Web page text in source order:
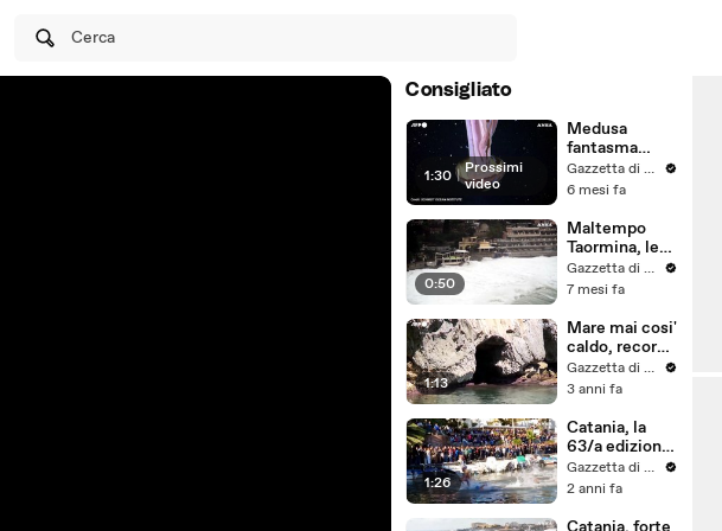
Cerca
Consigliato
1:30 | Prossimi
video
Medusa
fantasma
gigante
filmata nelle
marine
dell'Argentina
Gazzetta di Parma
6 mesi fa
0:50
Maltempo
Taormina, le
onde
invadono le
lungomare
Gazzetta di Parma
7 mesi fa
1:13
Mare mai cosi'
caldo, record
per oceani e
Mediterraneo
Gazzetta di Parma
3 anni fa
1:26
Catania, la
63/a edizione
della "San
Silvestro a
Gazzetta di Parma
2 anni fa